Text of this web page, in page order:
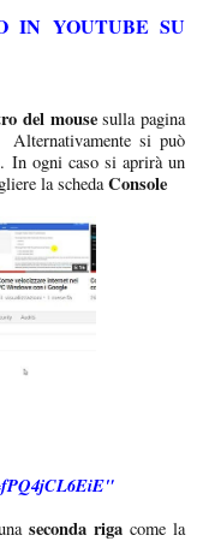
IN YOUTUBE SU
del mousesulla pagina
Alternativamente si può
In ogni caso si aprirà un
la schedaConsole
seconda riga come la